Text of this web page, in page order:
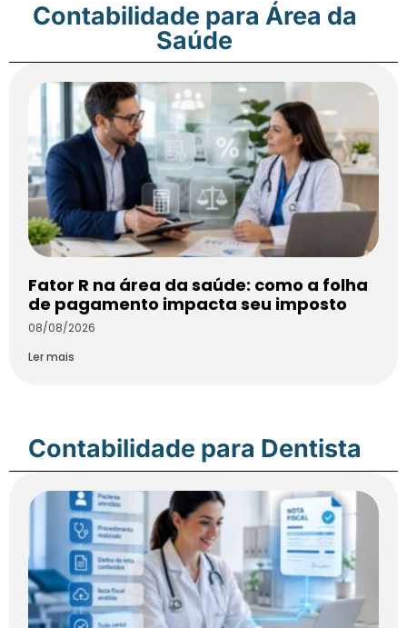
Contabilidade para Área da
Saúde
Fator R na área da saúde: como a folha
de pagamento impacta seu imposto
08/08/2026
Ler mais
Contabilidade para Dentista